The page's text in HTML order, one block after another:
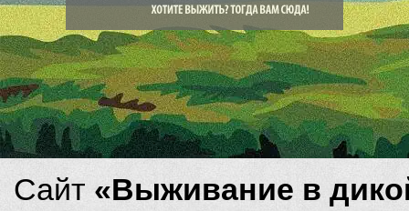
Сайт «Выживание в